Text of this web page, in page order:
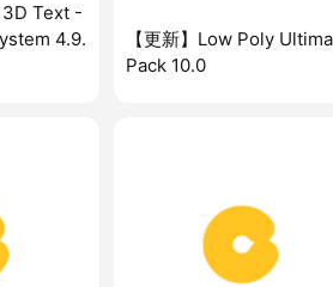
3D Text -
4.9.
【更新】Low Poly
Pack 10.0